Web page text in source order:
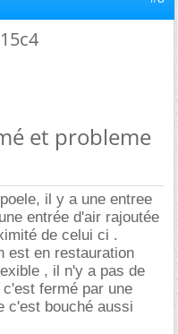
et probleme
il y a une entree
entrée d'air rajoutée
de celui ci .
est en restauration
, il n'y a pas de
fermé par une
c'est bouché aussi